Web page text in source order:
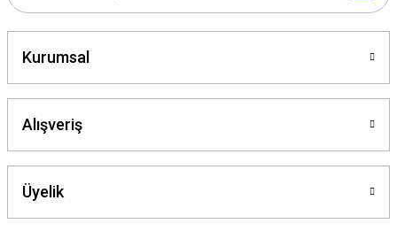
Kurumsal
Alışveriş
Üyelik